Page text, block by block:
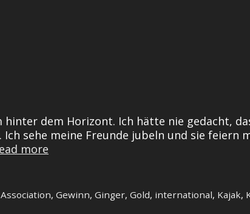
dem Horizont. Ich hätte nie gedacht,
sehe meine Freunde jubeln und sie feiern
more
,Gewinn,Ginger,Gold, international, Kajak,